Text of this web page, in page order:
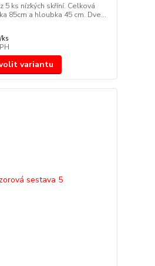
5 ks nízkých skříní. Celková
85cm a hloubka 45 cm. Dve...
/ks
variantu